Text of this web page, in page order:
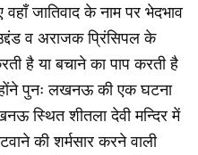
वहाँ जातिवाद के नाम पर भेदभाव
व अराजक प्रिंसिपल के
है या बचाने का पाप करती है
पुनः लखनऊ की एक घटना
स्थित शीतला देवी मन्दिर में
की शर्मसार करने वाली